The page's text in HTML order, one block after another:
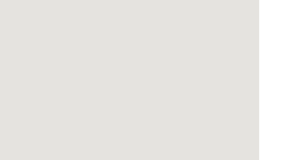
Grazie fuori le mura.